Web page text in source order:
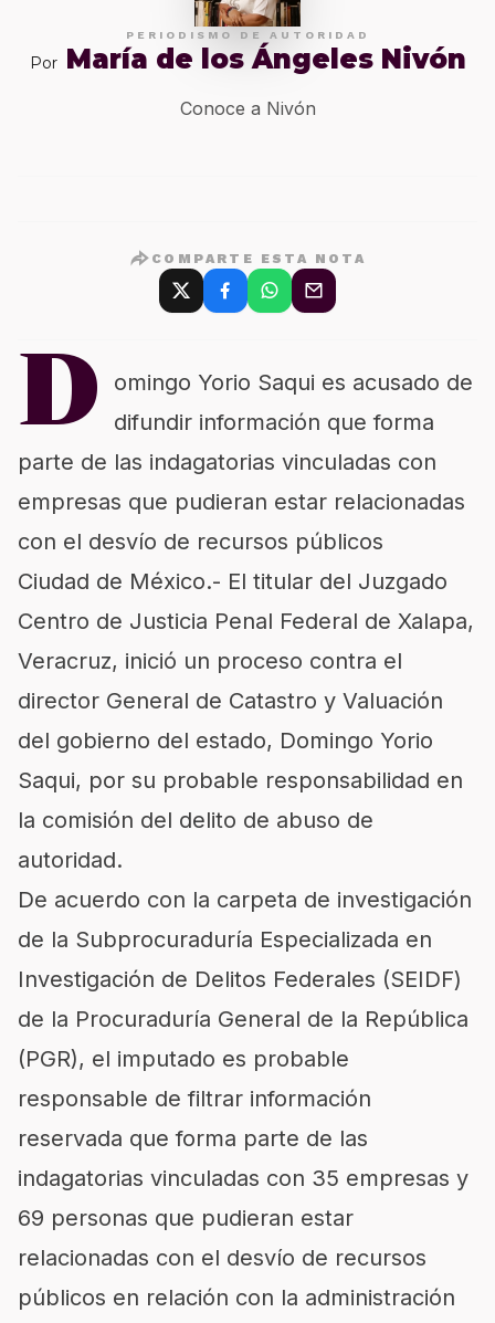
PERIODISMO DE AUTORIDAD
Por María de los Ángeles Nivón
Conoce a Nivón
COMPARTE ESTA NOTA
D
omingo Yorio Saqui es acusado de
difundir información que forma
parte de las indagatorias vinculadas con
empresas que pudieran estar relacionadas
con el desvío de recursos públicos
Ciudad de México.- El titular del Juzgado
Centro de Justicia Penal Federal de Xalapa,
Veracruz, inició un proceso contra el
director General de Catastro y Valuación
del gobierno del estado, Domingo Yorio
Saqui, por su probable responsabilidad en
la comisión del delito de abuso de
autoridad.
De acuerdo con la carpeta de investigación
de la Subprocuraduría Especializada en
Investigación de Delitos Federales (SEIDF)
de la Procuraduría General de la República
(PGR), el imputado es probable
responsable de filtrar información
reservada que forma parte de las
indagatorias vinculadas con 35 empresas y
69 personas que pudieran estar
relacionadas con el desvío de recursos
públicos en relación con la administración